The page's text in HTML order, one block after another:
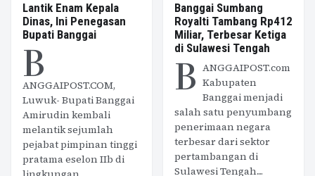
Lantik Enam Kepala
Dinas, Ini Penegasan
Bupati Banggai
B
ANGGAIPOST.COM,
Luwuk- Bupati Banggai
Amirudin kembali
melantik sejumlah
pejabat pimpinan tinggi
pratama eselon IIb di
Banggai Sumbang
Royalti Tambang Rp412
Miliar, Terbesar Ketiga
di Sulawesi Tengah
B ANGGAIPOST.com
Kabupaten
Banggai menjadi
salah satu penyumbang
penerimaan negara
terbesar dari sektor
pertambangan di
Sulawesi Tengah....